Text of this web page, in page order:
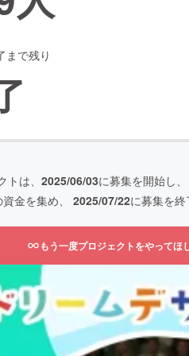
まで残り
は、 2025/06/03に募集を開始し、
金を集め、 2025/07/22に募集を
もう一度プロジェクトをやってほ